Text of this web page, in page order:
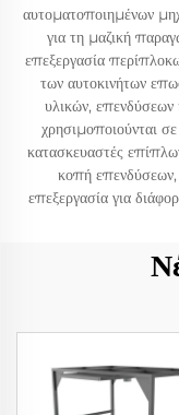
αυτοματοποιημένων
για τη μαζική
επεξεργασία
των αυτοκινήτων
υλικών,
χρησιμοποιούνται
κατασκευαστές
κοπή επενδύσεων,
επεξεργασία για